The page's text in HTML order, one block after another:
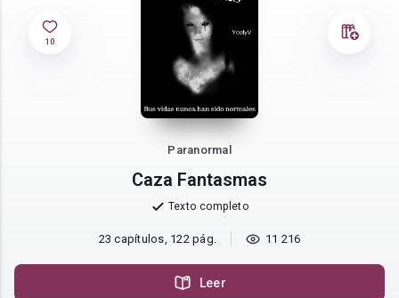
10
Paranormal
Caza Fantasmas
Texto completo
23 capítulos, 122 pág. 11 216
Leer